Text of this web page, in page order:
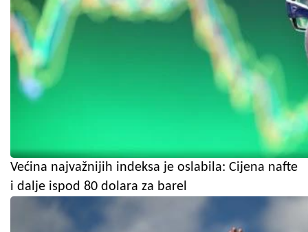
Većina najvažnijih indeksa je oslabila: Cijena nafte
i dalje ispod 80 dolara za barel